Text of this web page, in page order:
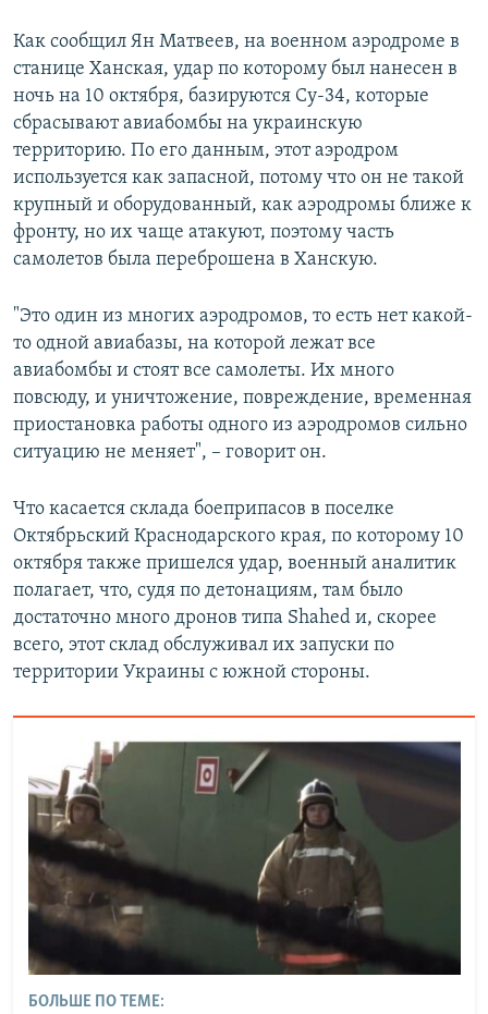
Как сообщил Ян Матвеев, на военном аэродроме в
станице Ханская, удар по которому был нанесен в
ночь на 10 октября, базируются Су-34, которые
сбрасывают авиабомбы на украинскую
территорию. По его данным, этот аэродром
используется как запасной, потому что он не такой
крупный и оборудованный, как аэродромы ближе к
фронту, но их чаще атакуют, поэтому часть
самолетов была переброшена в Ханскую.
"Это один из многих аэродромов, то есть нет какой-
то одной авиабазы, на которой лежат все
авиабомбы и стоят все самолеты. Их много
повсюду, и уничтожение, повреждение, временная
приостановка работы одного из аэродромов сильно
ситуацию не меняет", – говорит он.
Что касается склада боеприпасов в поселке
Октябрьский Краснодарского края, по которому 10
октября также пришелся удар, военный аналитик
полагает, что, судя по детонациям, там было
достаточно много дронов типа Shahed и, скорее
всего, этот склад обслуживал их запуски по
территории Украины с южной стороны.
БОЛЬШЕ ПО ТЕМЕ: